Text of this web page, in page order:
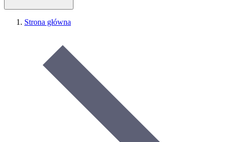
Strona główna